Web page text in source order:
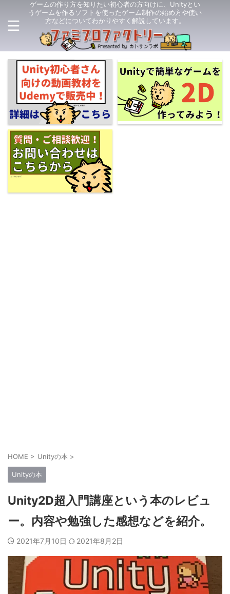
ゲームの作り方を知りたい初心者の方向けに、Unityとい
うゲームを作るソフトを使ったゲーム制作の始め方や使い
方などについてわかりやすく解説しています。
HOME > Unityの本 >
Unityの本
Unity2D超入門講座という本のレビュ
ー。内容や勉強した感想などを紹介。
2021年7月10日 2021年8月2日